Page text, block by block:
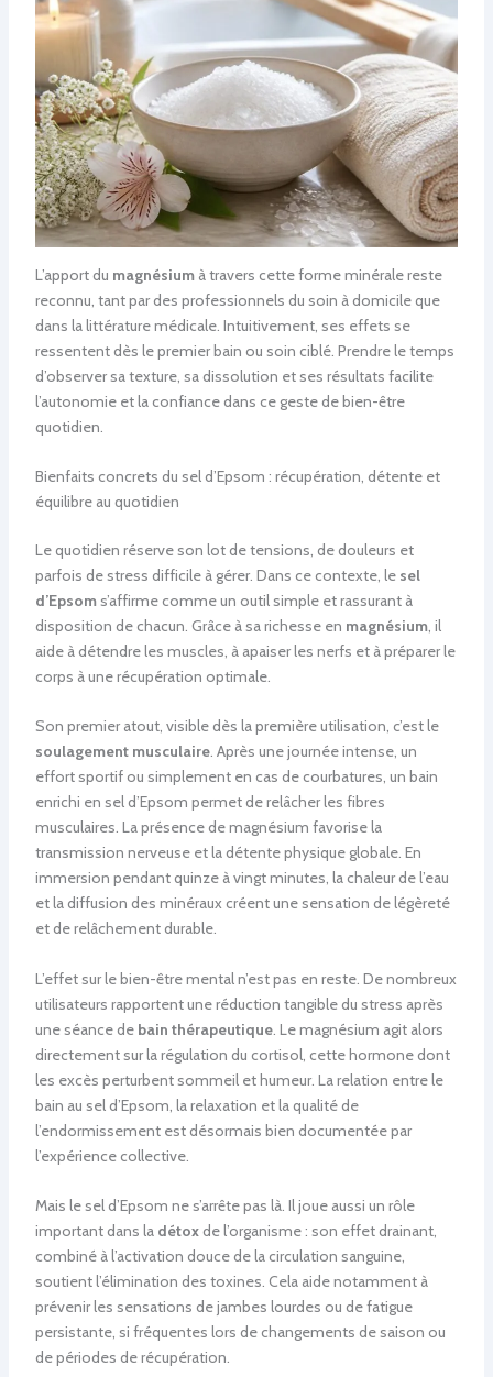
L’apport du magnésiumà travers cette forme minérale reste
reconnu, tant par des professionnels du soin à domicile que
dans la littérature médicale. Intuitivement, ses effets se
ressentent dès le premier bain ou soin ciblé. Prendre le temps
d’observer sa texture, sa dissolution et ses résultats facilite
l’autonomie et la confiance dans ce geste de bien-être
quotidien.
Bienfaits concrets du sel d’Epsom : récupération, détente et
équilibre au quotidien
Le quotidien réserve son lot de tensions, de douleurs et
parfois de stress difficile à gérer. Dans ce contexte, le sel
d’Epsoms’affirme comme un outil simple et rassurant à
disposition de chacun. Grâce à sa richesse en magnésium, il
aide à détendre les muscles, à apaiser les nerfs et à préparer le
corps à une récupération optimale.
Son premier atout, visible dès la première utilisation, c’est le
soulagement musculaire. Après une journée intense, un
effort sportif ou simplement en cas de courbatures, un bain
enrichi en sel d’Epsom permet de relâcher les fibres
musculaires. La présence de magnésium favorise la
transmission nerveuse et la détente physique globale. En
immersion pendant quinze à vingt minutes, la chaleur de l’eau
et la diffusion des minéraux créent une sensation de légèreté
et de relâchement durable.
L’effet sur le bien-être mental n’est pas en reste. De nombreux
utilisateurs rapportent une réduction tangible du stress après
une séance de bain thérapeutique. Le magnésium agit alors
directement sur la régulation du cortisol, cette hormone dont
les excès perturbent sommeil et humeur. La relation entre le
bain au sel d’Epsom, la relaxation et la qualité de
l’endormissement est désormais bien documentée par
l’expérience collective.
Mais le sel d’Epsom ne s’arrête pas là. Il joue aussi un rôle
important dans la détoxde l’organisme : son effet drainant,
combiné à l’activation douce de la circulation sanguine,
soutient l’élimination des toxines. Cela aide notamment à
prévenir les sensations de jambes lourdes ou de fatigue
persistante, si fréquentes lors de changements de saison ou
de périodes de récupération.